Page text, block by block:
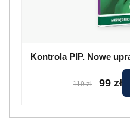
Kontrola PIP. Nowe
119 zł 99 zł